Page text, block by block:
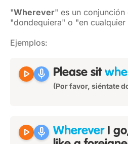
"Wherever" es un
"dondequiera" o "en
Ejemplos:
play_arrow mic Please sit
(Por favor, siéntate
play_arrow mic WhereverI